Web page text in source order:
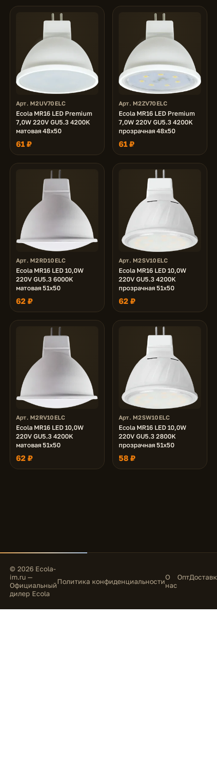
Арт. M2UV70ELC
Ecola MR16 LED Premium
7,0W 220V GU5.3 4200K
матовая 48x50
61 ₽
Арт. M2ZV70ELC
Ecola MR16 LED Premium
7,0W 220V GU5.3 4200K
прозрачная 48x50
61 ₽
Арт. M2RD10ELC
Ecola MR16 LED 10,0W
220V GU5.3 6000K
матовая 51x50
62 ₽
Арт. M2SV10ELC
Ecola MR16 LED 10,0W
220V GU5.3 4200K
прозрачная 51x50
62 ₽
Арт. M2RV10ELC
Ecola MR16 LED 10,0W
220V GU5.3 4200K
матовая 51x50
62 ₽
Арт. M2SW10ELC
Ecola MR16 LED 10,0W
220V GU5.3 2800K
прозрачная 51x50
58 ₽
© 2026 Ecola-
im.ru —
Официальный
дилер Ecola
Политика конфиденциальностиО
нас
Опт